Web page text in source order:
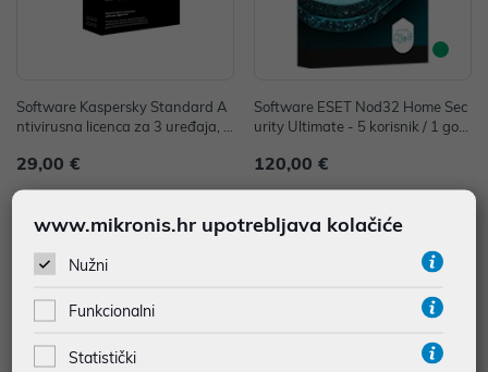
Software Kaspersky Standard A
ntivirusna licenca za 3 uređaja, 1
29,00 €
Software ESET Nod32 Home Sec
urity Ultimate - 5 korisnik / 1 godi
120,00 €
www.mikronis.hr upotrebljava kolačiće
Nužni
Funkcionalni
Statistički